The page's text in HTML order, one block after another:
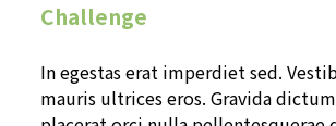
Challenge
In egestas erat imperdiet sed.
mauris ultrices eros. Gravida